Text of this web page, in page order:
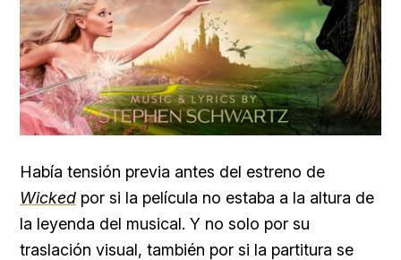
Había tensión previa antes del estreno de
Wicked por si la película no estaba a la altura de
la leyenda del musical. Y no solo por su
traslación visual, también por si la partitura se